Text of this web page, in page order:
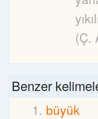
(Ç.
Benzer
büyük